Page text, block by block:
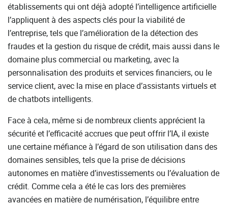
établissements qui ont déjà adopté l’intelligence artificielle
l’appliquent à des aspects clés pour la viabilité de
l’entreprise, tels que l’amélioration de la détection des
fraudes et la gestion du risque de crédit, mais aussi dans le
domaine plus commercial ou marketing, avec la
personnalisation des produits et services financiers, ou le
service client, avec la mise en place d’assistants virtuels et
de chatbots intelligents.
Face à cela, même si de nombreux clients apprécient la
sécurité et l’efficacité accrues que peut offrir l’IA, il existe
une certaine méfiance à l’égard de son utilisation dans des
domaines sensibles, tels que la prise de décisions
autonomes en matière d’investissements ou l’évaluation de
crédit. Comme cela a été le cas lors des premières
avancées en matière de numérisation, l’équilibre entre